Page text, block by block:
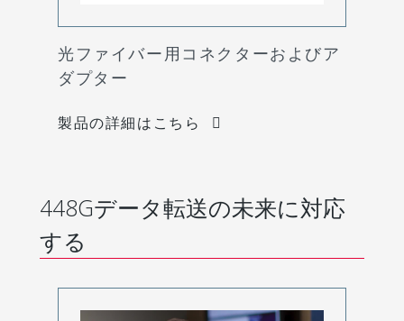
光ファイバー用コネクターおよびア
ダプター
製品の詳細はこちら
448Gデータ転送の未来に対応
する